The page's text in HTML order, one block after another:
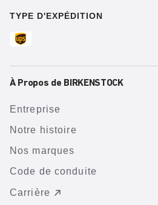
TYPE D'EXPÉDITION
À Propos de BIRKENSTOCK
Entreprise
Notre histoire
Nos marques
Code de conduite
Carrière